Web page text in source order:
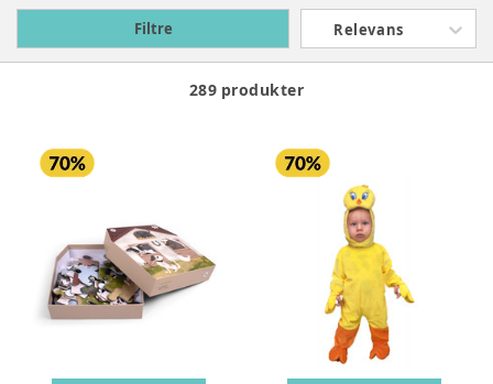
barn her.
Filtre Relevans
289 produkter